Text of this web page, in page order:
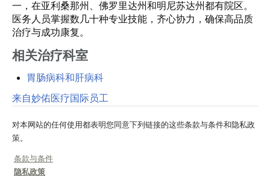
一，在亚利桑那州、佛罗里达州和明尼苏达州都有院区。
医务人员掌握数几十种专业技能，齐心协力，确保高品质
治疗与成功康复。
相关治疗科室
胃肠病科和肝病科
来自妙佑医疗国际员工
对本网站的任何使用都表明您同意下列链接的这些条款与条件和隐私政
策。
条款与条件
隐私政策